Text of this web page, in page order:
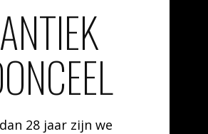
ANTIEK
28 jaar zijn we